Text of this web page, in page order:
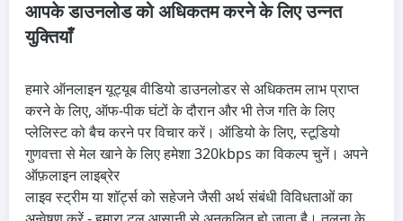
आपके डाउनलोड को अधिकतम करने के लिए उन्नत
युक्तियाँ
हमारे ऑनलाइन यूट्यूब वीडियो डाउनलोडर से अधिकतम लाभ प्राप्त
करने के लिए, ऑफ-पीक घंटों के दौरान और भी तेज गति के लिए
प्लेलिस्ट को बैच करने पर विचार करें। ऑडियो के लिए, स्टूडियो
गुणवत्ता से मेल खाने के लिए हमेशा 320kbps का विकल्प चुनें। अपने
ऑफ़लाइन लाइब्रेर
लाइव स्ट्रीम या शॉर्ट्स को सहेजने जैसी अर्थ संबंधी विविधताओं का